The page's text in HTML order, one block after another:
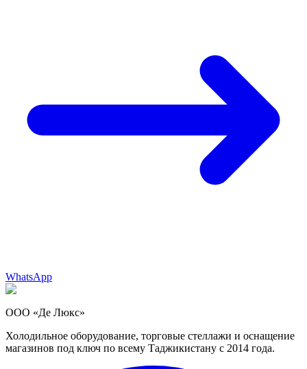
WhatsApp
ООО «Де Люкс»
Холодильное оборудование, торговые стеллажи и оснащение
магазинов под ключ по всему Таджикистану с 2014 года.